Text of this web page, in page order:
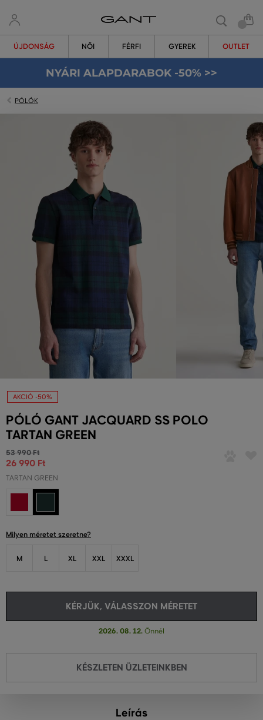
ÚJDONSÁG NŐI FÉRFI GYEREK OUTLET
NYÁRI ALAPDARABOK -50% >>
PÓLÓK
AKCIÓ -50%
PÓLÓ GANT JACQUARD SS POLO
TARTAN GREEN
53 990 Ft
26 990 Ft
TARTAN GREEN
Milyen méretet szeretne?
M L XL XXL XXXL
KÉRJÜK, VÁLASSZON MÉRETET
2026. 08. 12. Önnél
KÉSZLETEN ÜZLETEINKBEN
Leírás